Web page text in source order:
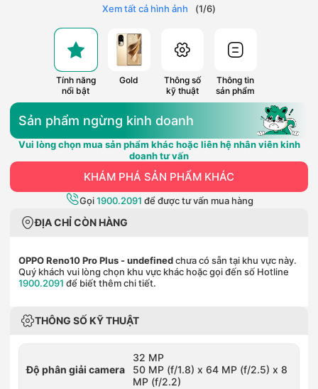
Xem tất cả hình ảnh (1/6)
Tính năng
nổi bật
Gold
Thông số
kỹ thuật
Thông tin
sản phẩm
Sản phẩm ngừng kinh doanh
Vui lòng chọn mua sản phẩm khác hoặc liên hệ nhân viên kinh
doanh tư vấn
KHÁM PHÁ SẢN PHẨM KHÁC
Gọi1900.2091 để được tư vấn mua hàng
ĐỊA CHỈ CÒN HÀNG
OPPO Reno10 Pro Plus - undefinedchưa có sẵn tại khu vực này.
Quý khách vui lòng chọn khu vực khác hoặc gọi đến số Hotline
1900.2091 để biết thêm chi tiết.
THÔNG SỐ KỸ THUẬT
Độ phân giải camera
32 MP
50 MP (f/1.8) x 64 MP (f/2.5) x 8
MP (f/2.2)